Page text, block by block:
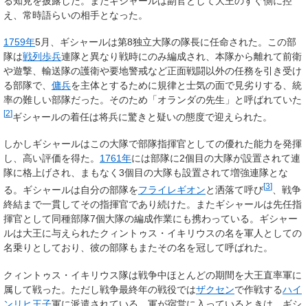
え、常時語らいの相手となった。
1759年5月、ギシャールは第8独立大隊の隊長に任命された。この部
隊は戦列歩兵連隊と異なり戦時にのみ編成され、本隊から離れて前衛
や遊撃、輸送隊の護衛や要地警戒など正面戦闘以外の任務を引き受け
る部隊で、 傭兵を主体とするために規律と士気の面で見劣りする、統
率の難しい部隊だった。そのため「オランダの先生」と呼ばれていた
[2]ギシャールの着任は将兵に驚きと疑いの態度で迎えられた。
しかしギシャールはこの大隊で部隊指揮官としての優れた能力を発揮
し、高い評価を得た。 1761年には部隊に2個目の大隊が設置されて連
隊に格上げされ、まもなく3個目の大隊も設置されて増強連隊とな
る。ギシャールは自分の部隊をフライレギオンと洒落て呼び[3]
、戦争
終結まで一貫してその指揮官であり続けた。またギシャールは先任指
揮官として同種部隊7個大隊の編成作業にも携わっている。ギシャー
ルは大王に与えられたクィントゥス・イキリウスの名を軍人としての
名乗りとしており、彼の部隊もまたその名を冠して呼ばれた。
クィントゥス・イキリウス隊は戦争中ほとんどの期間を大王直率軍に
属して戦った。ただし戦争最終年の戦役ではザクセンで作戦するハイ
ンリヒ王子軍に派遣されている。軍が宿営に入っているときは、ギシ